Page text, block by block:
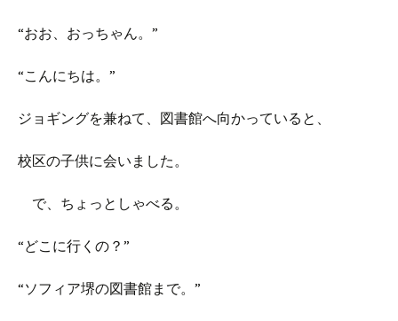
プ
“おお、おっちゃん。”
“こんにちは。”
ジョギングを兼ねて、図書館へ向かっていると、
校区の子供に会いました。
で、ちょっとしゃべる。
“どこに行くの？”
“ソフィア堺の図書館まで。”